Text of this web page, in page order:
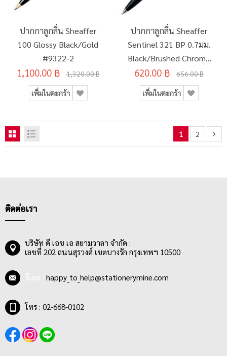
ปากกาลูกลื่น Sheaffer
100 Glossy Black/Gold
#9322-2
1,100.00 ฿ 1,320.00 ฿
เพิ่มในตะกร้า
ปากกาลูกลื่น Sheaffer
Sentinel 321 BP 0.7มม.
Black/Brushed Chrome
#321-BLK
620.00 ฿ 656.00 ฿
เพิ่มในตะกร้า
1 2
ติดต่อเรา
บริษัท ดี เอช เอ สยามวาลา จำกัด :
เลขที่ 202 ถนนสุรวงศ์ เขตบางรัก กรุงเทพฯ 10500
happy_to_help@stationerymine.com
โทร : 02-668-0102